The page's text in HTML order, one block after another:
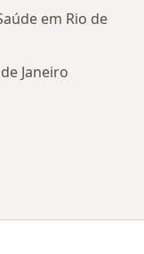
em Rio de
Janeiro